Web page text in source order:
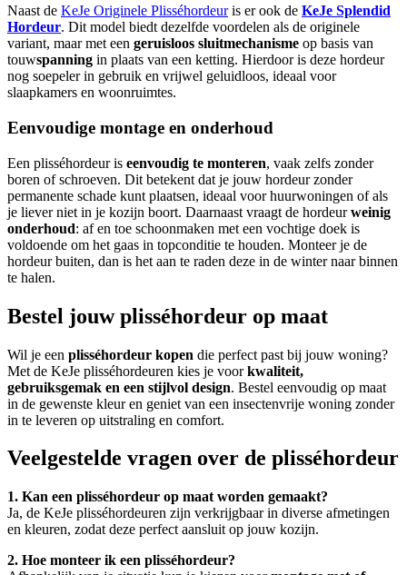
Naast de KeJe Originele Plisséhordeuris er ook de KeJe Splendid
Hordeur. Dit model biedt dezelfde voordelen als de originele
variant, maar met een geruisloos sluitmechanisme op basis van
touwspanning in plaats van een ketting. Hierdoor is deze hordeur
nog soepeler in gebruik en vrijwel geluidloos, ideaal voor
slaapkamers en woonruimtes.
Eenvoudige montage en onderhoud
Een plisséhordeur is eenvoudig te monteren, vaak zelfs zonder
boren of schroeven. Dit betekent dat je jouw hordeur zonder
permanente schade kunt plaatsen, ideaal voor huurwoningen of als
je liever niet in je kozijn boort. Daarnaast vraagt de hordeurweinig
onderhoud: af en toe schoonmaken met een vochtige doek is
voldoende om het gaas in topconditie te houden. Monteer je de
hordeur buiten, dan is het aan te raden deze in de winter naar binnen
te halen.
Bestel jouw plisséhordeur op maat
Wil je een plisséhordeur kopen die perfect past bij jouw woning?
Met de KeJe plisséhordeuren kies je voorkwaliteit,
gebruiksgemak en een stijlvol design. Bestel eenvoudig op maat
in de gewenste kleur en geniet van een insectenvrije woning zonder
in te leveren op uitstraling en comfort.
Veelgestelde vragen over de plisséhordeur
1. Kan een plisséhordeur op maat worden gemaakt?
Ja, de KeJe plisséhordeuren zijn verkrijgbaar in diverse afmetingen
en kleuren, zodat deze perfect aansluit op jouw kozijn.
2. Hoe monteer ik een plisséhordeur?